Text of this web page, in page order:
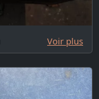
Voir plus